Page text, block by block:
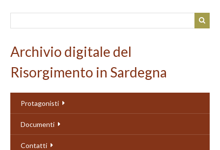
Archivio digitale del
Risorgimento in Sardegna
Protagonisti
Documenti
Contatti